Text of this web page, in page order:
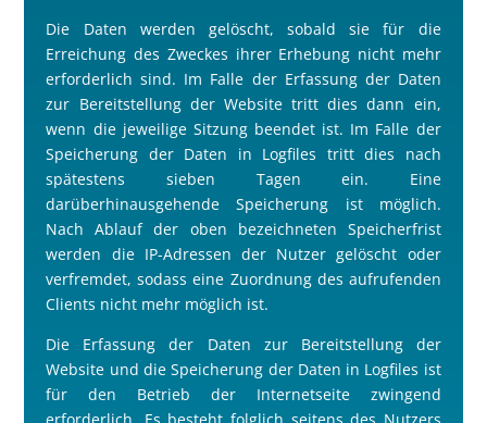
Die Daten werden gelöscht, sobald sie für die
Erreichung des Zweckes ihrer Erhebung nicht mehr
erforderlich sind. Im Falle der Erfassung der Daten
zur Bereitstellung der Website tritt dies dann ein,
wenn die jeweilige Sitzung beendet ist. Im Falle der
Speicherung der Daten in Logfiles tritt dies nach
spätestens sieben Tagen ein. Eine
darüberhinausgehende Speicherung ist möglich.
Nach Ablauf der oben bezeichneten Speicherfrist
werden die IP-Adressen der Nutzer gelöscht oder
verfremdet, sodass eine Zuordnung des aufrufenden
Clients nicht mehr möglich ist.
Die Erfassung der Daten zur Bereitstellung der
Website und die Speicherung der Daten in Logfiles ist
für den Betrieb der Internetseite zwingend